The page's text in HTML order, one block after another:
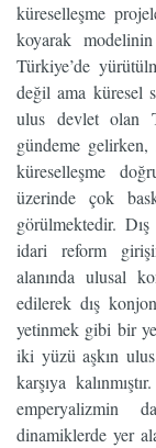
küreselleşme
koyarak
Türkiye’de
değil ama küresel
ulus devlet olan
gündeme
küreselleşme
üzerinde çok
görülmektedir.
idari reform
alanında ulusal
edilerek dış
yetinmek gibi bir
iki yüzü aşkın
karşıya
emperyalizmin
dinamiklerde yer